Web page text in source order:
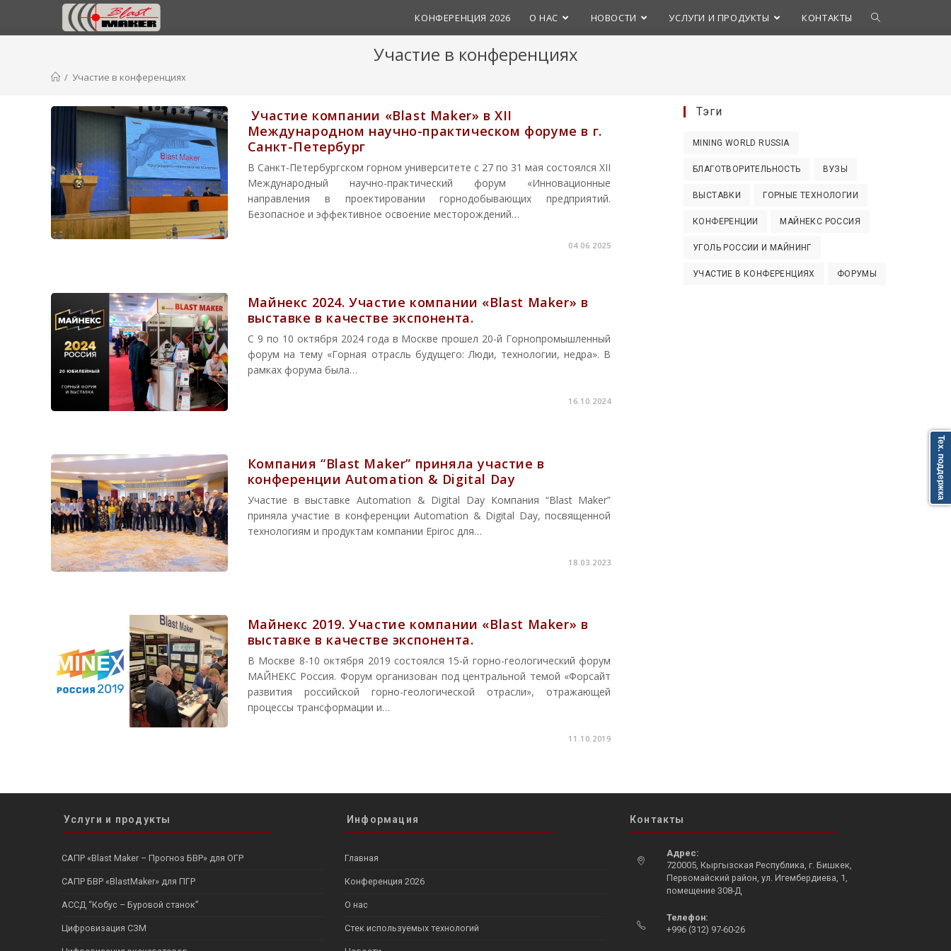
Перейти
КОНФЕРЕНЦИЯ 2026 О НАС НОВОСТИ УСЛУГИ И ПРОДУКТЫ КОНТАКТЫ Переключить
Участие в конференциях
/ Участие в конференциях
Участие компании «Blast Maker» в XII
Международном научно-практическом форуме в г.
Санкт-Петербург
В Санкт-Петербургском горном университете с 27 по 31 мая состоялся XII
Международный научно-практический форум «Инновационные
направления в проектировании горнодобывающих предприятий.
Безопасное и эффективное освоение месторождений…
04.06.2025
Майнекс 2024. Участие компании «Blast Maker» в
выставке в качестве экспонента.
С 9 по 10 октября 2024 года в Москве прошел 20-й Горнопромышленный
форум на тему «Горная отрасль будущего: Люди, технологии, недра». В
рамках форума была…
16.10.2024
Компания “Blast Maker” приняла участие в
конференции Automation & Digital Day
Участие в выставке Automation & Digital Day Компания “Blast Maker”
приняла участие в конференции Automation & Digital Day, посвященной
технологиям и продуктам компании Epiroc для…
18.03.2023
Майнекс 2019. Участие компании «Blast Maker» в
выставке в качестве экспонента.
В Москве 8-10 октября 2019 состоялся 15-й горно-геологический форум
МАЙНЕКС Россия. Форум организован под центральной темой «Форсайт
развития российской горно-геологической отрасли», отражающей
процессы трансформации и…
11.10.2019
Тэги
MINING WORLD RUSSIA
БЛАГОТВОРИТЕЛЬНОСТЬ ВУЗЫ
ВЫСТАВКИ ГОРНЫЕ ТЕХНОЛОГИИ
КОНФЕРЕНЦИИ МАЙНЕКС РОССИЯ
УГОЛЬ РОССИИ И МАЙНИНГ
УЧАСТИЕ В КОНФЕРЕНЦИЯХ ФОРУМЫ
Услуги и продукты
САПР «Blast Maker – Прогноз БВР» для ОГР
САПР БВР «BlastMaker» для ПГР
АССД “Кобус – Буровой станок”
Цифровизация СЗМ
Информация
Главная
Конференция 2026
О нас
Стек используемых технологий
Контакты
Адрес:
720005, Кыргызская Республика, г. Бишкек,
Первомайский район, ул. Игембердиева, 1,
помещение 308-Д
in
a
Телефон:
+996 (312) 97-60-26
Тех. поддержка